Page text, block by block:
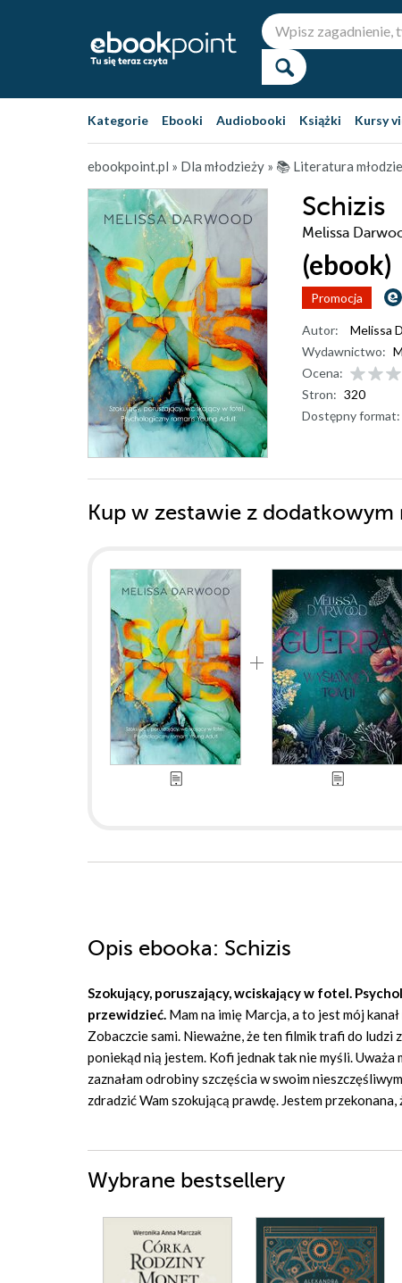
Kategorie Ebooki Audiobooki Książki Kursy
ebookpoint.pl » Dla młodzieży » 📚 Literatura
Schizis
Melissa
(ebook)
Promocja
Autor:
Melissa
Wydawnictwo:
Ocena:
Stron: 320
Dostępny format:
Kup w zestawie z dodatkowym
Opis ebooka: Schizis
Szokujący, poruszający, wciskający w fotel.
przewidzieć. Mam na imię Marcja, a to jest mój
Zobaczcie sami. Nieważne, że ten filmik trafi do ludzi
poniekąd nią jestem. Kofi jednak tak nie myśli.
zaznałam odrobiny szczęścia w swoim
zdradzić Wam szokującą prawdę. Jestem
Wybrane bestsellery